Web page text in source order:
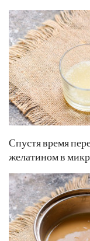
Спустя время
желатином в